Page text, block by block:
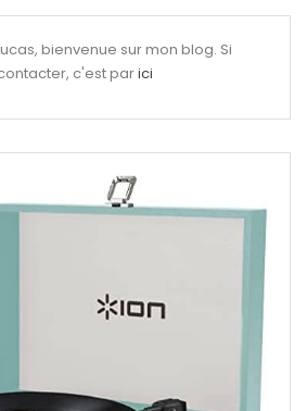
bienvenue sur mon blog. Si
c'est parici